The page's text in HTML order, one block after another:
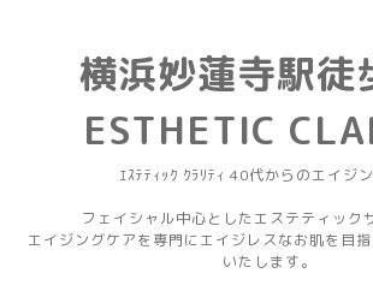
横浜妙蓮寺駅徒
ESTHETIC
ｴｽﾃﾃｨｯｸ ｸﾗﾘﾃｨ 40代からのエイジ
フェイシャル中心としたエステティック
エイジングケアを専門にエイジレスなお肌を目
いたします。